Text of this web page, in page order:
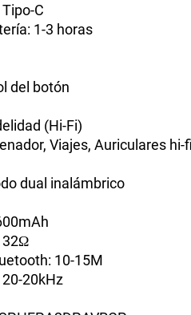
C
1-3 horas
del botón
(Hi-Fi)
Viajes, Auriculares
dual inalámbrico
32Ω
10-15M
20kHz